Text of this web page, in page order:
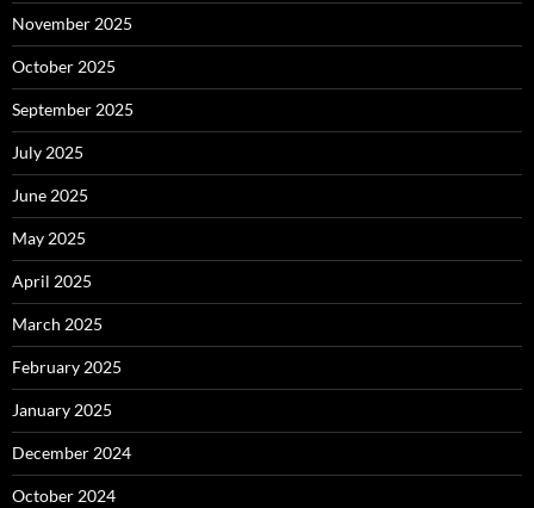
November 2025
October 2025
September 2025
July 2025
June 2025
May 2025
April 2025
March 2025
February 2025
January 2025
December 2024
October 2024